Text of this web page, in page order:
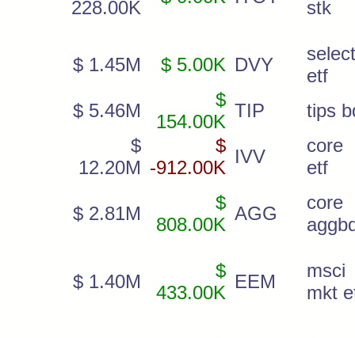
228.00K
stk
$ 1.45M $ 5.00K DVY
etf
$ 5.46M
$
154.00K
TIP
tips
$
12.20M
$
-912.00K
IVV
core
etf
$ 2.81M
$
808.00K
AGG
$ 1.40M
$
433.00K
EEM
mkt